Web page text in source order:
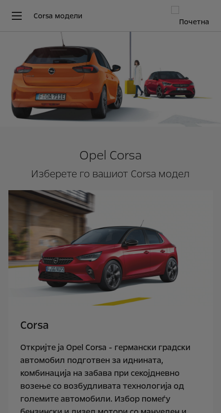
Corsa модели
Opel Corsa
Изберете го вашиот Corsa модел
Corsa
Откријте ја Opel Corsa - германски градски
автомобил подготвен за иднината,
комбинација на забава при секојдневно
возење со возбудливата технологија од
големите автомобили. Избор помеѓу